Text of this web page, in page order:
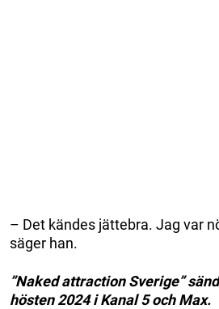
– Det kändes jättebra. Jag var
säger han.
”Naked attraction Sverige”
hösten 2024 i Kanal 5 och Max.